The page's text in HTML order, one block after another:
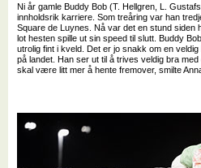
Ni år gamle Buddy Bob (T. Hellgren, L.
innholdsrik karriere. Som treåring var han
Square de Luynes. Nå var det en stund siden
lot hesten spille ut sin speed til slutt. Buddy
utrolig fint i kveld. Det er jo snakk om en
på landet. Han ser ut til å trives veldig bra
skal være litt mer å hente fremover, smilte